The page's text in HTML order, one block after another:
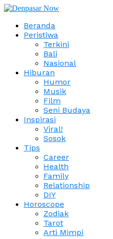
Beranda
Peristiwa
Terkini
Bali
Nasional
Hiburan
Humor
Musik
Film
Seni Budaya
Inspirasi
Viral!
Sosok
Tips
Career
Health
Family
Relationship
DIY
Horoscope
Zodiak
Tarot
Arti Mimpi